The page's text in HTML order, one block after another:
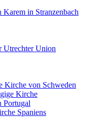
in Stranzenbach
Utrechter Union
Kirche von Schweden
Kirche
Portugal
Spaniens